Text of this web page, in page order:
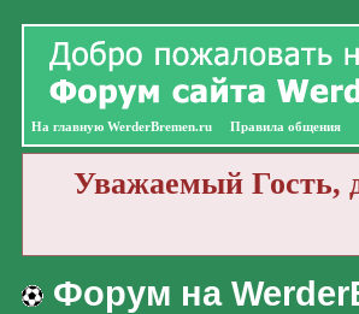
На главную WerderBremen.ru Правила общения
Уважаемый Гость,
Форум на